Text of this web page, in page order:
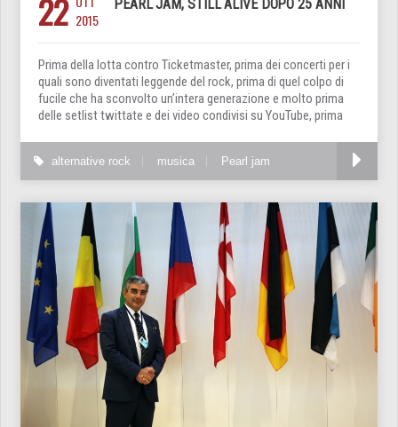
22 2015
PEARL JAM, STILL ALIVE DOPO 25 ANNI
Prima della lotta contro Ticketmaster, prima dei concerti per i
quali sono diventati leggende del rock, prima di quel colpo di
fucile che ha sconvolto un’intera generazione e molto prima
delle setlist twittate e dei video condivisi su YouTube, prima
alternative rock musica Pearl jam